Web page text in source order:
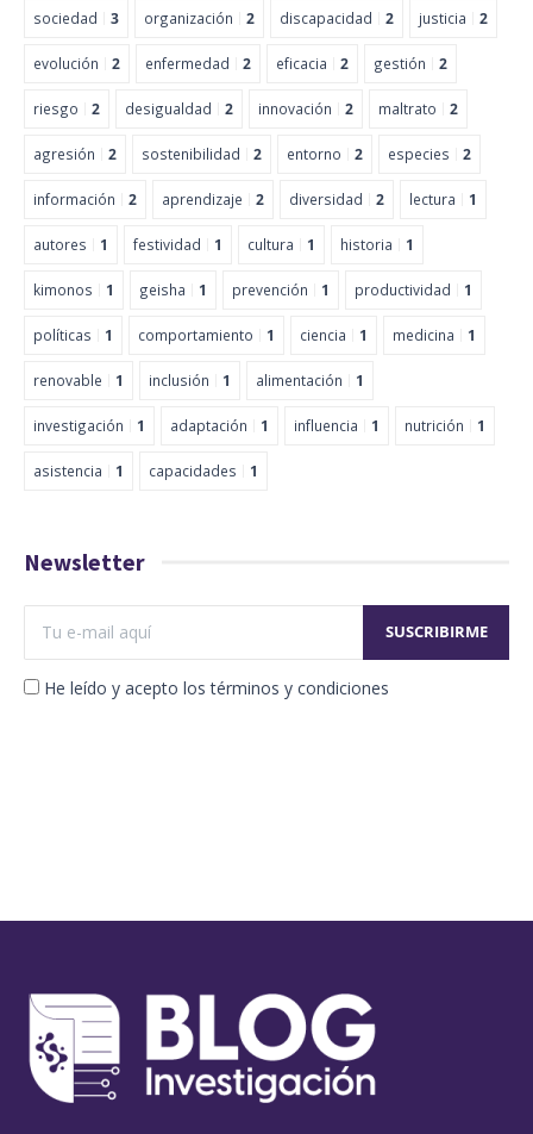
sociedad 3 organización 2 discapacidad 2 justicia 2
evolución 2 enfermedad 2 eficacia 2 gestión 2
riesgo 2 desigualdad 2 innovación 2 maltrato 2
agresión 2 sostenibilidad 2 entorno 2 especies 2
información 2 aprendizaje 2 diversidad 2 lectura 1
autores 1 festividad 1 cultura 1 historia 1
kimonos 1 geisha 1 prevención 1 productividad 1
políticas 1 comportamiento 1 ciencia 1 medicina 1
renovable 1 inclusión 1 alimentación 1
investigación 1 adaptación 1 influencia 1 nutrición 1
asistencia 1 capacidades 1
Newsletter
He leído y acepto los términos y condiciones